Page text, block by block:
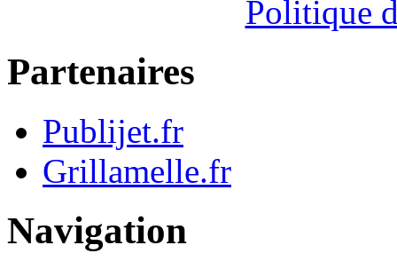
Politique
Partenaires
Publijet.fr
Grillamelle.fr
Navigation